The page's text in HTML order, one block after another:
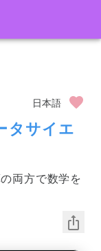
日本語
タサイエ
両方で数学を